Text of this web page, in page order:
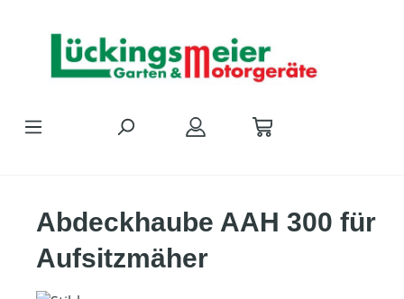
Abdeckhaube AAH 300 für
Aufsitzmäher